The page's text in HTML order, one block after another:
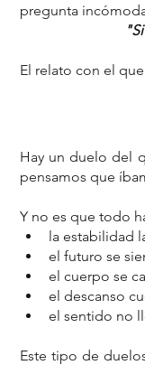
pregunta
El relato con el
Hay un duelo del
pensamos que
Y no es que todo
la estabilidad
el futuro se
el cuerpo se
el descanso
el sentido no
Este tipo de